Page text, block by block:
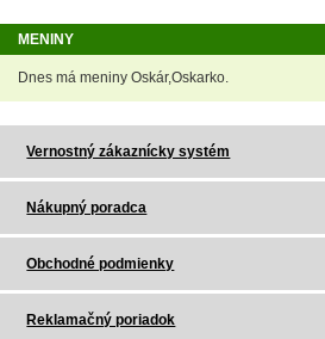
MENINY
Dnes má meniny Oskár,Oskarko.
Vernostný zákaznícky systém
Nákupný poradca
Obchodné podmienky
Reklamačný poriadok